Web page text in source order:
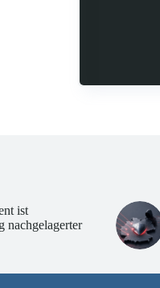
ist
nachgelagerter